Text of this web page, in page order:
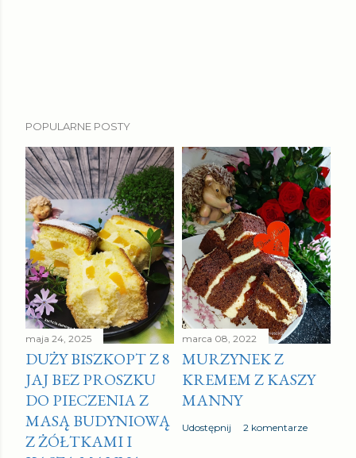
POPULARNE POSTY
maja 24, 2025
DUŻY BISZKOPT Z 8
JAJ BEZ PROSZKU
DO PIECZENIA Z
MASĄ BUDYNIOWĄ
Z ŻÓŁTKAMI I
marca 08, 2022
MURZYNEK Z
KREMEM Z KASZY
MANNY
Udostępnij 2 komentarze